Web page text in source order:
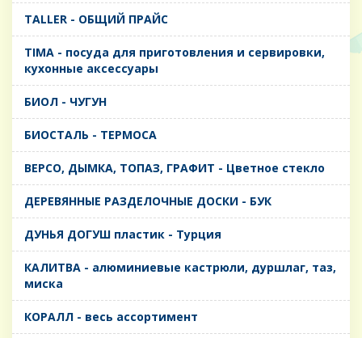
TALLER - ОБЩИЙ ПРАЙС
TIMA - посуда для приготовления и сервировки,
кухонные аксессуары
БИОЛ - ЧУГУН
БИОСТАЛЬ - ТЕРМОСА
ВЕРСО, ДЫМКА, ТОПАЗ, ГРАФИТ - Цветное стекло
ДЕРЕВЯННЫЕ РАЗДЕЛОЧНЫЕ ДОСКИ - БУК
ДУНЬЯ ДОГУШ пластик - Турция
КАЛИТВА - алюминиевые кастрюли, дуршлаг, таз,
миска
КОРАЛЛ - весь ассортимент